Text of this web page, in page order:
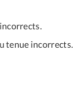
tenue incorrects.